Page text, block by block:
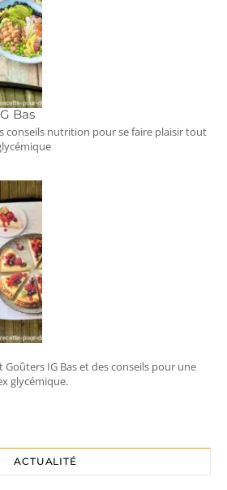
Bas
conseils nutrition pour se faire plaisir tout
Goûters IG Bas et des conseils pour une
glycémique.
ACTUALITÉ